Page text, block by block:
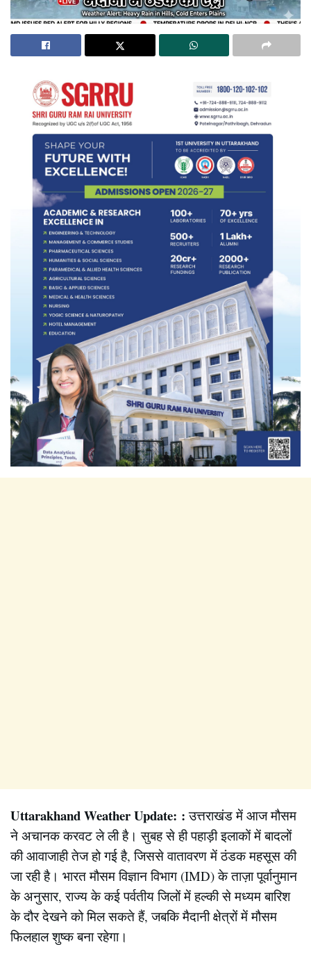
Uttarakhand Weather Update: : उत्तराखंड में आज मौसम
ने अचानक करवट ले ली है। सुबह से ही पहाड़ी इलाकों में बादलों
की आवाजाही तेज हो गई है, जिससे वातावरण में ठंडक महसूस की
जा रही है। भारत मौसम विज्ञान विभाग (IMD) के ताज़ा पूर्वानुमान
के अनुसार, राज्य के कई पर्वतीय जिलों में हल्की से मध्यम बारिश
के दौर देखने को मिल सकते हैं, जबकि मैदानी क्षेत्रों में मौसम
फिलहाल शुष्क बना रहेगा।